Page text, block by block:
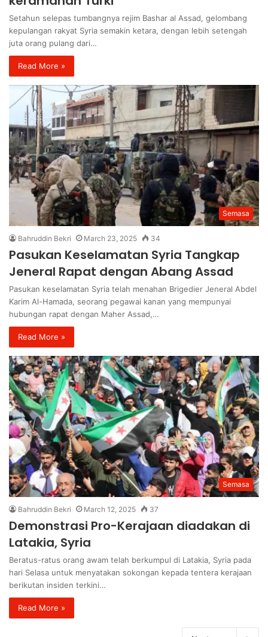
Setahun selepas tumbangnya rejim Bashar al Assad, gelombang
kepulangan rakyat Syria semakin ketara, dengan lebih setengah
juta orang pulang dari…
Read More »
Semasa
Bahruddin Bekri March 23, 2025 34
Pasukan Keselamatan Syria Tangkap
Jeneral Rapat dengan Abang Assad
Pasukan keselamatan Syria telah menahan Brigedier Jeneral Abdel
Karim Al-Hamada, seorang pegawai kanan yang mempunyai
hubungan rapat dengan Maher Assad,…
Read More »
Semasa
Bahruddin Bekri March 12, 2025 37
Demonstrasi Pro-Kerajaan diadakan di
Latakia, Syria
Beratus-ratus orang awam telah berkumpul di Latakia, Syria pada
hari Selasa untuk menyatakan sokongan kepada tentera kerajaan
berikutan insiden terkini…
Read More »